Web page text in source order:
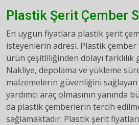
Plastik Şerit Çember
En uygun fiyatlara plastik şerit
isteyenlerin adresi. Plastik çember
ürün çeşitliliğinden dolayı
Nakliye, depolama ve yükleme
malzemelerin güvenliğini sağlayan
yardımcı araç olmasının yanında
da plastik çemberlerin tercih
sağlamaktadır. Plastik şerit